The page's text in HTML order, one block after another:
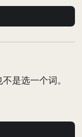
是选一个词。